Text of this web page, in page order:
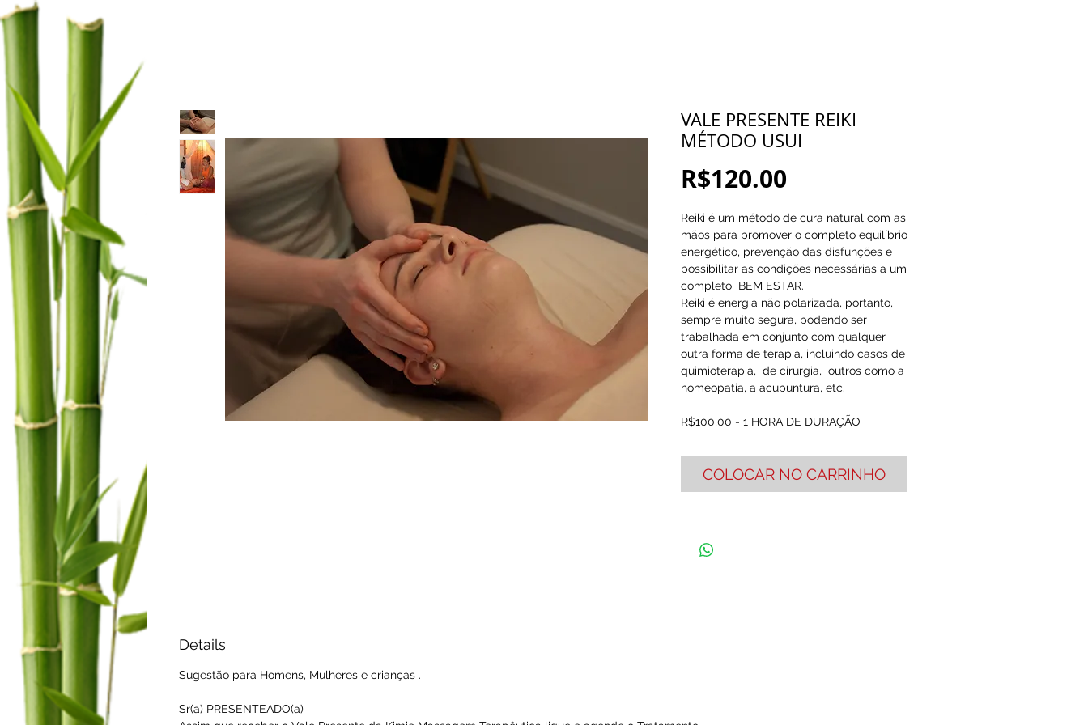
Massagem
+ de 20 anos com você em Alphaville !
VALE PRESENTE REIKI
MÉTODO USUI
R$120.00
Reiki é um método de cura natural com as
mãos para promover o completo equilíbrio
energético, prevenção das disfunções e
possibilitar as condições necessárias a um
completo  BEM ESTAR.
Reiki é energia não polarizada, portanto,
sempre muito segura, podendo ser
trabalhada em conjunto com qualquer
outra forma de terapia, incluindo casos de
quimioterapia,  de cirurgia,  outros como a
homeopatia, a acupuntura, etc.
R$100,00 - 1 HORA DE DURAÇÃO
COLOCAR NO CARRINHO
Details
Sugestão para Homens, Mulheres e crianças .
Sr(a) PRESENTEADO(a)